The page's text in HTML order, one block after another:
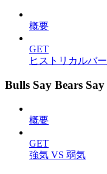
概要
GET
ヒストリカルバー
Bulls Say Bears Say
概要
GET
強気 VS 弱気